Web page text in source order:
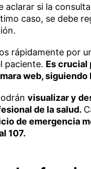
aclarar si la
caso, se debe
rápidamente por
paciente. Es
web,
visualizar y
de la salud.
de emergencia
107.